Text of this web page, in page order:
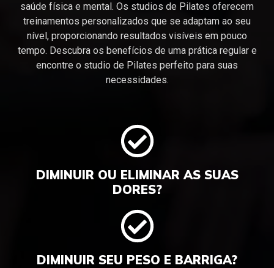
saúde física e mental. Os studios de Pilates oferecem
treinamentos personalizados que se adaptam ao seu
nível, proporcionando resultados visíveis em pouco
tempo. Descubra os benefícios de uma prática regular e
encontre o studio de Pilates perfeito para suas
necessidades.
DIMINUIR OU ELIMINAR AS SUAS
DORES?
DIMINUIR SEU PESO E BARRIGA?